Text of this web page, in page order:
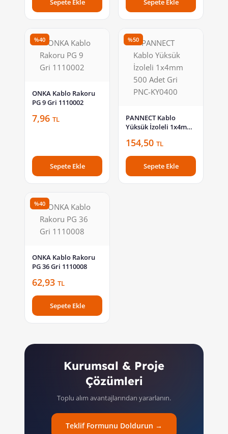
Sepete Ekle Sepete Ekle
%40
ONKA Kablo Rakoru
PG 9 Gri 1110002
7,96 TL
Sepete Ekle
%50
PANNECT Kablo
Yüksük İzoleli 1x4mm
KY0400
154,50 TL
Sepete Ekle
%40
ONKA Kablo Rakoru
PG 36 Gri 1110008
62,93 TL
Sepete Ekle
Kurumsal & Proje
Çözümleri
Toplu alım avantajlarından yararlanın.
Teklif Formunu Doldurun →